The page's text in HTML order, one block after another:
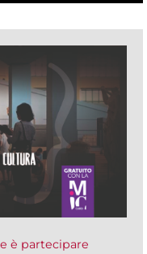
è partecipare